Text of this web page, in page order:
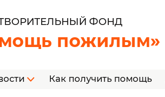
ФОНД
пожилым»
Как получить помощь